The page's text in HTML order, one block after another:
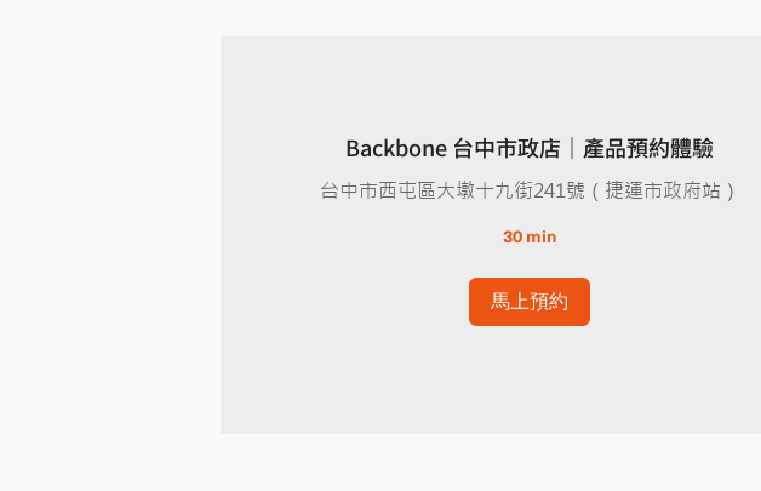
Backbone 台中市政店｜產品預約體驗
台中市西屯區大墩十九街241號（捷運市政府站）
30 min
馬上預約